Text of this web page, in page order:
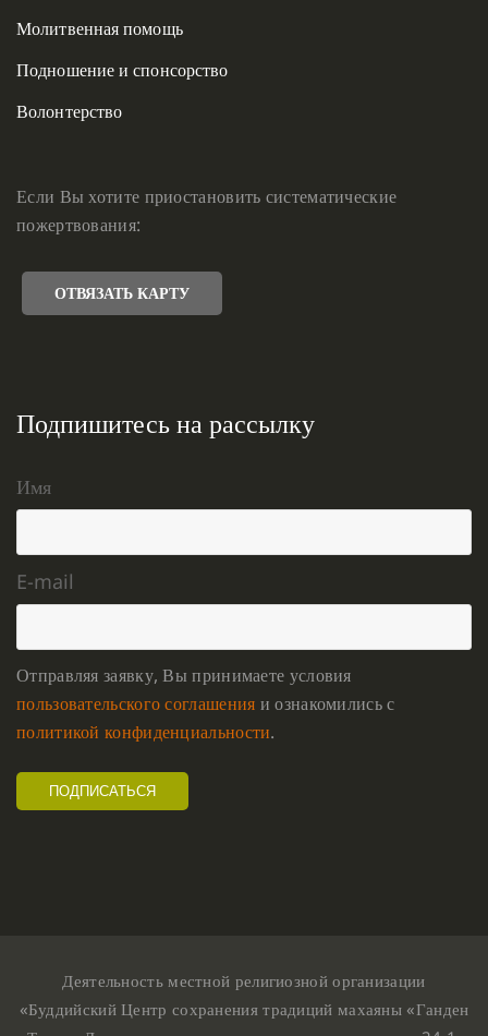
Молитвенная помощь
Подношение и спонсорство
Волонтерство
Если Вы хотите приостановить систематические
пожертвования:
ОТВЯЗАТЬ КАРТУ
Подпишитесь на рассылку
Имя
E-mail
Отправляя заявку, Вы принимаете условия
пользовательского соглашения и ознакомились с
политикой конфиденциальности.
Деятельность местной религиозной организации
«Буддийский Центр сохранения традиций махаяны «Ганден